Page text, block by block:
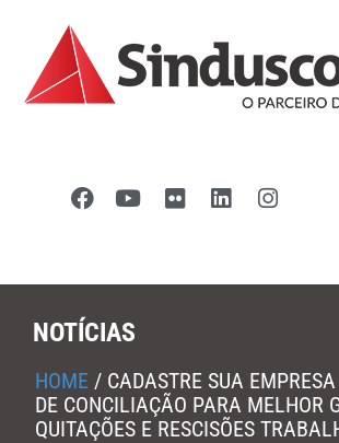
NOTÍCIAS
HOME / CADASTRE SUA
DE CONCILIAÇÃO PARA MELHOR
QUITAÇÕES E RESCISÕES